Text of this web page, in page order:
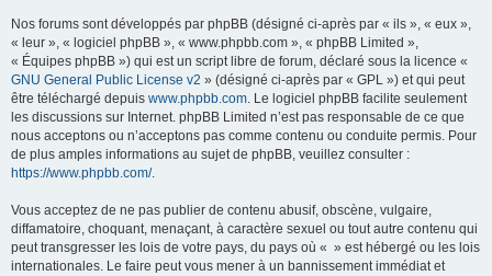
Nos forums sont développés par phpBB (désigné ci-après par « ils », « eux »,
« leur », « logiciel phpBB », « www.phpbb.com », « phpBB Limited »,
« Équipes phpBB ») qui est un script libre de forum, déclaré sous la licence «
GNU General Public License v2 » (désigné ci-après par « GPL ») et qui peut
être téléchargé depuis www.phpbb.com. Le logiciel phpBB facilite seulement
les discussions sur Internet. phpBB Limited n’est pas responsable de ce que
nous acceptons ou n’acceptons pas comme contenu ou conduite permis. Pour
de plus amples informations au sujet de phpBB, veuillez consulter :
https://www.phpbb.com/.
Vous acceptez de ne pas publier de contenu abusif, obscène, vulgaire,
diffamatoire, choquant, menaçant, à caractère sexuel ou tout autre contenu qui
peut transgresser les lois de votre pays, du pays où « » est hébergé ou les lois
internationales. Le faire peut vous mener à un bannissement immédiat et